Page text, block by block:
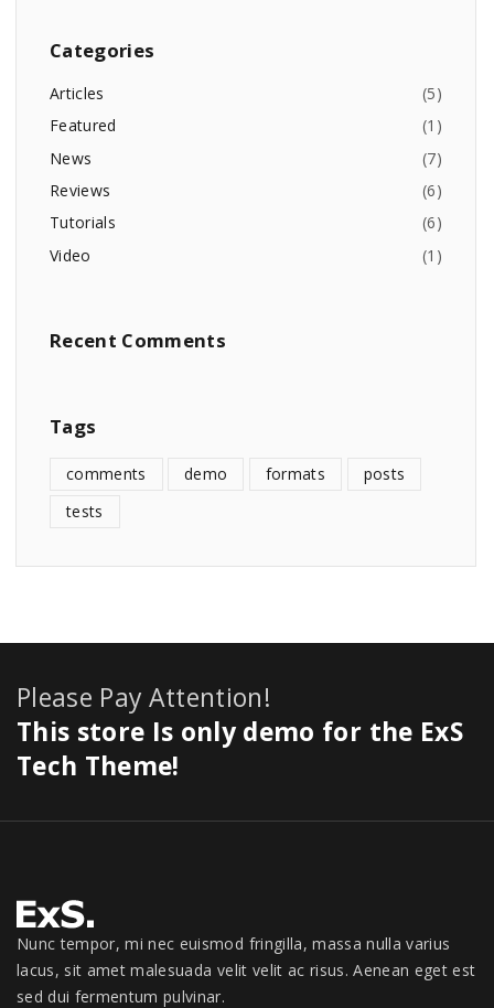
Categories
(5)
Articles
(1 )
Featured
(7)
News
(6)
Reviews
(6)
Tutorials
(1 )
Video
Recent Comments
Tags
comments demo formats
posts
tests
Please Pay Attention!
This store Is only demo for the ExS
Tech Theme!
Nunc tempor, mi nec euismod fringilla, massa nulla varius
lacus, sit amet malesuada velit velit ac risus. Aenean eget est
sed dui fermentum pulvinar.